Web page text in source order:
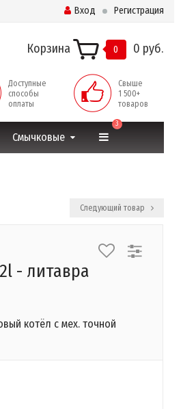
Вход Регистрация
Корзина 0 0 руб.
Доступные
способы
оплаты
Свыше
1 500+
товаров
Смычковые
3
Следующий товар
- литавра
котёл с мех. точной